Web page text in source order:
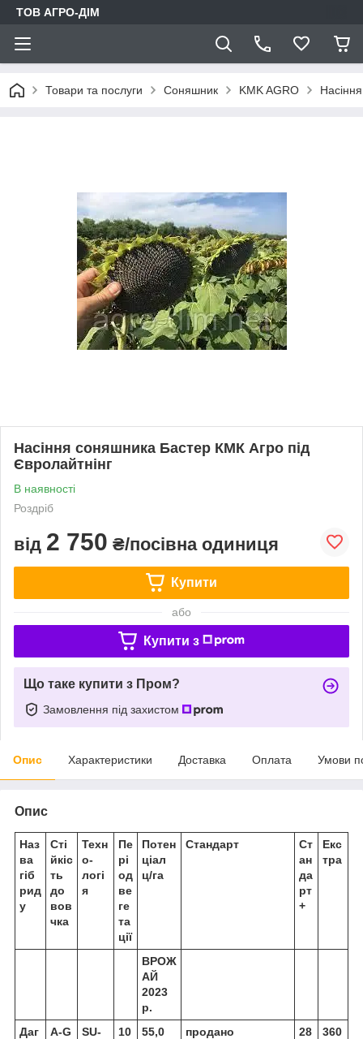
ТОВ АГРО-ДIМ
Товари та послуги Соняшник KMK AGRO
Насіння соняшника Бастер КМК Агро під
Євролайтнінг
В наявності
Роздріб
від 2 750 ₴/посівна одиниця
Купити
або
Купити з
Що таке купити з Пром?
Замовлення під захистом
Опис Характеристики Доставка Оплата Умови
Опис
Наз
ва
гіб
рид
у
Сті
йкіс
ть
до
вов
чка
Техн
о-
логі
я
Пе
рі
од
ве
ге
та
ції
Потен
ціал
ц/га
Стандарт
Ст
ан
да
рт
+
Екс
тра
ВРОЖ
АЙ
2023
р.
Даг
A-G
SU-
10
55,0 продано
28
360